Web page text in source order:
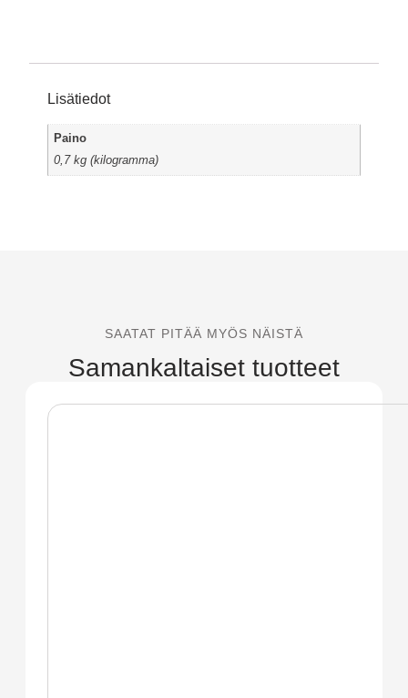
Lisätiedot
Paino
0,7 kg (kilogramma)
SAATAT PITÄÄ MYÖS NÄISTÄ
Samankaltaiset tuotteet